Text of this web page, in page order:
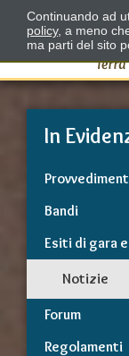
In
Bandi
Esiti di gara
Notizie
Forum
Regolamenti
Continuando ad
policy, a meno
ma parti del sito